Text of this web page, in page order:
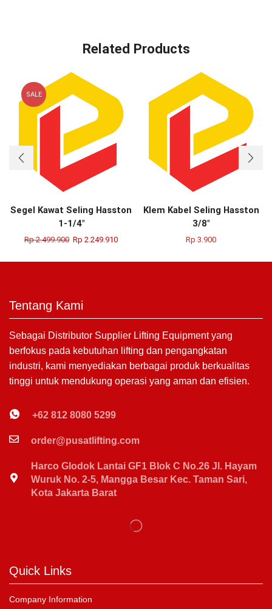
Related Products
SALE
Segel Kawat Seling Hasston
1-1/4″
Rp2.499.900 Rp 2.249.910
Klem Kabel Seling Hasston
3/8″
Rp 3.900
Tentang Kami
Sebagai Distributor Supplier Lifting Equipment yang
berfokus pada kebutuhan lifting dan pengangkatan
industri, kami menyediakan berbagai produk berkualitas
tinggi untuk mendukung operasi yang aman dan efisien.
+62 812 8080 5299
order@pusatlifting.com
Harco Glodok Lantai GF1 Blok C No.26 Jl. Hayam
Wuruk No. 2-5, Mangga Besar Kec. Taman Sari,
Kota Jakarta Barat
Quick Links
Company Information